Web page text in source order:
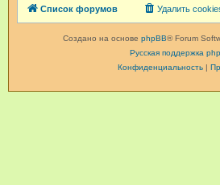
Список форумов Удалить
Создано на основе phpBB® Forum
Русская поддержка
Конфиденциальность|